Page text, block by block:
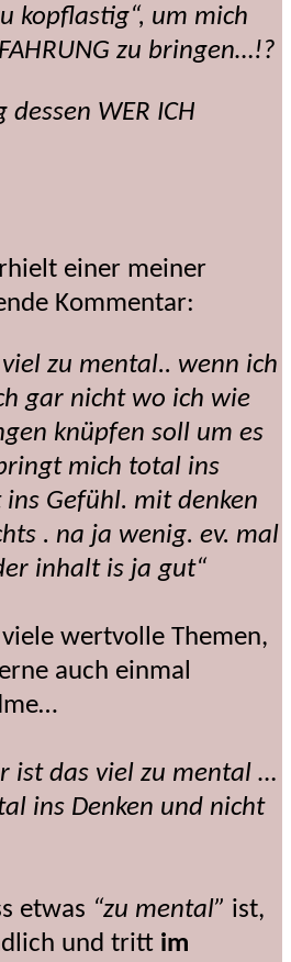
kopflastig“, um mich
zu bringen…!?
WER ICH
einer meiner
Kommentar:
zu mental.. wenn ich
gar nicht wo ich wie
knüpfen soll um es
mich total ins
ins Gefühl. mit denken
. na ja wenig. ev. mal
inhalt is ja gut“
wertvolle Themen,
auch einmal
ist das viel zu mental …
ins Denken und nicht
etwas “zu mental” ist,
und tritt im